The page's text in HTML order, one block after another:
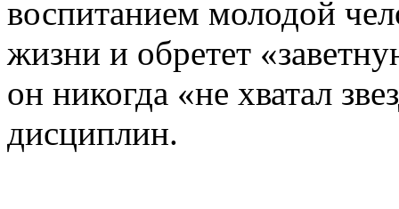
воспитанием молодой
жизни и обретет
он никогда «не хватал
дисциплин.